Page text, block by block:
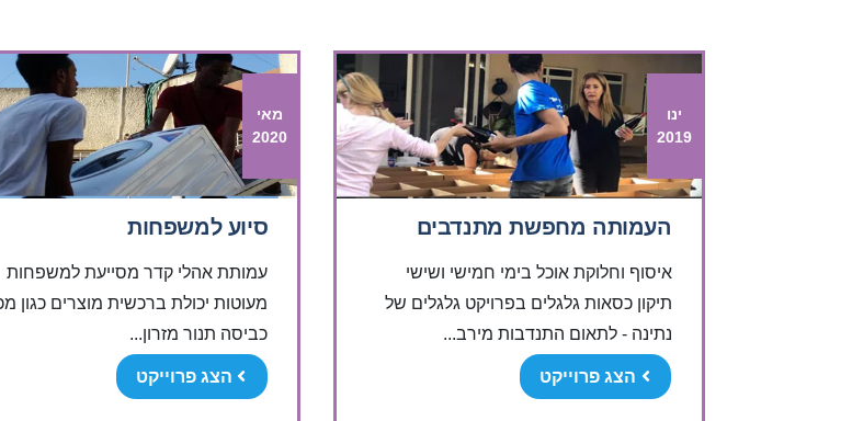
ינו
2019
העמותה מחפשת מתנדבים
איסוף וחלוקת אוכל בימי חמישי ושישי
תיקון כסאות גלגלים בפרויקט גלגלים של
נתינה - לתאום התנדבות מירב...
הצג פרוייקט
מאי
2020
סיוע למשפחות
עמותת אהלי קדר מסייעת למשפחות
מעוטות יכולת ברכשית מוצרים כגון
כביסה תנור מזרון...
הצג פרוייקט